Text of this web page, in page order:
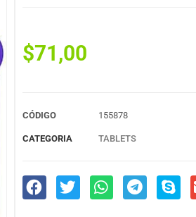
$71,00
CÓDIGO 155878
CATEGORIA TABLETS